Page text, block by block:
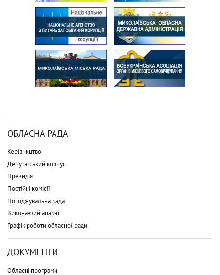
ОБЛАСНА РАДА
Керівництво
Депутатський корпус
Президія
Постійні комісії
Погоджувальна рада
Виконавчий апарат
Графік роботи обласної ради
ДОКУМЕНТИ
Обласні програми